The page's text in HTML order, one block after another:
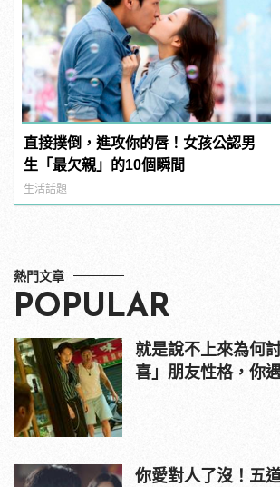
直接撲倒，進攻你的唇！女孩公認男
生「最欠親」的10個瞬間
生活話題
熱門文章
POPULAR
就是說不上來為何
喜」朋友性格，你
你愛對人了沒！五